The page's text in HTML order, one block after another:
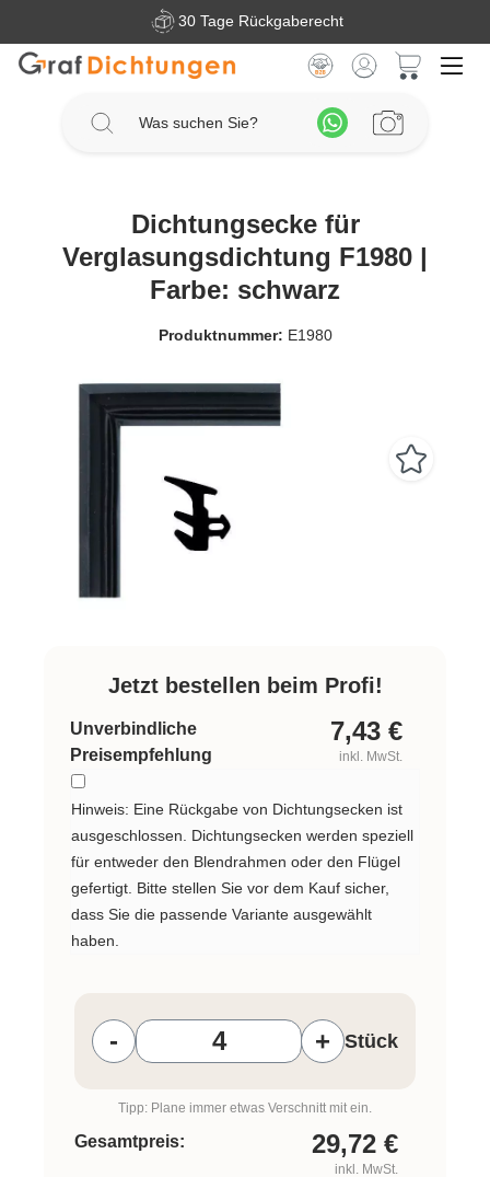
Zum Hauptinhalt springen30 Tage Rückgaberecht
Dichtungsecke für
Verglasungsdichtung F1980 |
Farbe: schwarz
Produktnummer: E1980
Jetzt bestellen beim Profi!
Unverbindliche
Preisempfehlung
7,43 €
inkl. MwSt.
Hinweis: Eine Rückgabe von Dichtungsecken ist
ausgeschlossen. Dichtungsecken werden speziell
für entweder den Blendrahmen oder den Flügel
gefertigt. Bitte stellen Sie vor dem Kauf sicher,
dass Sie die passende Variante ausgewählt
haben.
- + Stück
Tipp: Plane immer etwas Verschnitt mit ein.
Gesamtpreis: 29,72 €
inkl. MwSt.